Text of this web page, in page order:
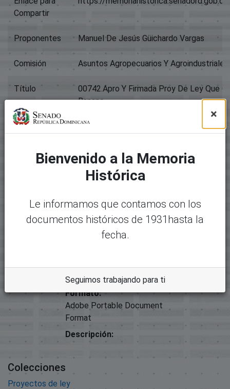
Compartir
Proponentes Manuel De Jesús Güichardo Vargas
Comisión Asuntos Agropecuarios Y Agroindustriales;
Título
00742.Apro Y Firmada Proy De Ley Que
Banano
Tipo Proyectos De Ley
Archivos
26621-29086 - 00742.APRO Y
FIRMADA PROY DE LEY QUE
CREA EL ISNTITUTO DEL
838.39 KB
Formato:
Adobe Portable Document
Format
Descripción:
argar
Colecciones
Proyectos de ley
×
Bienvenido a la Memoria
Histórica
Le informamos que contamos con los
documentos históricos de 1931hasta la
fecha.
Seguimos trabajando para ti